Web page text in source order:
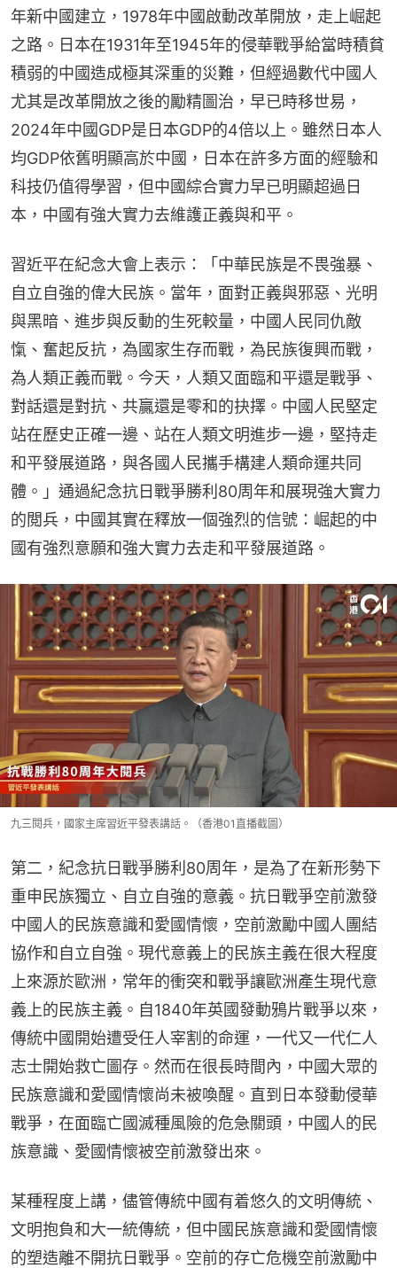
年新中國建立，1978年中國啟動改革開放，走上崛起
之路。日本在1931年至1945年的侵華戰爭給當時積貧
積弱的中國造成極其深重的災難，但經過數代中國人
尤其是改革開放之後的勵精圖治，早已時移世易，
2024年中國GDP是日本GDP的4倍以上。雖然日本人
均GDP依舊明顯高於中國，日本在許多方面的經驗和
科技仍值得學習，但中國綜合實力早已明顯超過日
本，中國有強大實力去維護正義與和平。
習近平在紀念大會上表示：「中華民族是不畏強暴、
自立自強的偉大民族。當年，面對正義與邪惡、光明
與黑暗、進步與反動的生死較量，中國人民同仇敵
愾、奮起反抗，為國家生存而戰，為民族復興而戰，
為人類正義而戰。今天，人類又面臨和平還是戰爭、
對話還是對抗、共贏還是零和的抉擇。中國人民堅定
站在歷史正確一邊、站在人類文明進步一邊，堅持走
和平發展道路，與各國人民攜手構建人類命運共同
體。」通過紀念抗日戰爭勝利80周年和展現強大實力
的閲兵，中國其實在釋放一個強烈的信號：崛起的中
國有強烈意願和強大實力去走和平發展道路。
九三閱兵，國家主席習近平發表講話。（香港01直播截圖）
第二，紀念抗日戰爭勝利80周年，是為了在新形勢下
重申民族獨立、自立自強的意義。抗日戰爭空前激發
中國人的民族意識和愛國情懷，空前激勵中國人團結
協作和自立自強。現代意義上的民族主義在很大程度
上來源於歐洲，常年的衝突和戰爭讓歐洲產生現代意
義上的民族主義。自1840年英國發動鴉片戰爭以來，
傳統中國開始遭受任人宰割的命運，一代又一代仁人
志士開始救亡圖存。然而在很長時間內，中國大眾的
民族意識和愛國情懷尚未被喚醒。直到日本發動侵華
戰爭，在面臨亡國滅種風險的危急關頭，中國人的民
族意識、愛國情懷被空前激發出來。
某種程度上講，儘管傳統中國有着悠久的文明傳統、
文明抱負和大一統傳統，但中國民族意識和愛國情懷
的塑造離不開抗日戰爭。空前的存亡危機空前激勵中